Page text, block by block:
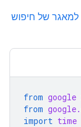
למאגר של חיפוש
from google
from
import time